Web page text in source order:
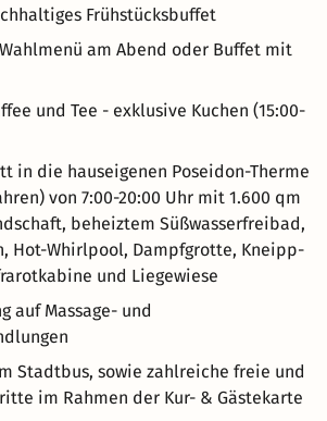
Entdecken Sie die Vielfalt dieser
Frühstücksbuffet
am Abend oder Buffet mit
und Tee - exklusive Kuchen (15:00-
in die hauseigenen Poseidon-Therme
von 7:00-20:00 Uhr mit 1.600 qm
beheiztem Süßwasserfreibad,
Hot-Whirlpool, Dampfgrotte, Kneipp-
und Liegewiese
auf Massage- und
Stadtbus, sowie zahlreiche freie und
im Rahmen der Kur- & Gästekarte